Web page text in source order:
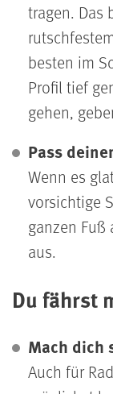
tragen. Das
besten im
Profil tief
gehen,
Pass
Wenn es
vorsichtige
ganzen
aus.
Du fährst
Mach dich
Auch für